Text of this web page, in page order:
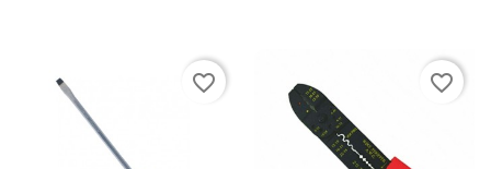
favorite_border favorite_border